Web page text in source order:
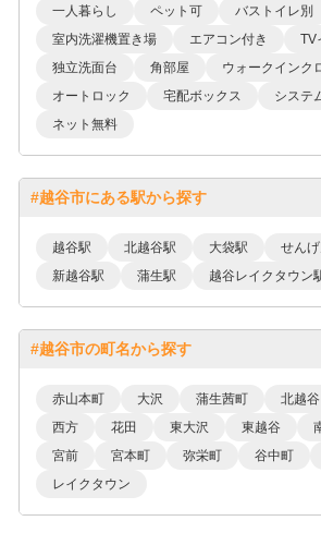
一人暮らし ペット可
バストイレ別
室内洗濯機置き場
エアコン付き
TV
独立洗面台
角部屋
ウォークインク
オートロック
宅配ボックス
システ
ネット無料
#越谷市にある駅から探す
越谷駅 北越谷駅 大袋駅
せん
新越谷駅
蒲生駅 越谷レイクタウン
#越谷市の町名から探す
赤山本町 大沢 蒲生茜町 北越谷
西方
花田 東大沢 東越谷
宮前
宮本町 弥栄町 谷中町
レイクタウン